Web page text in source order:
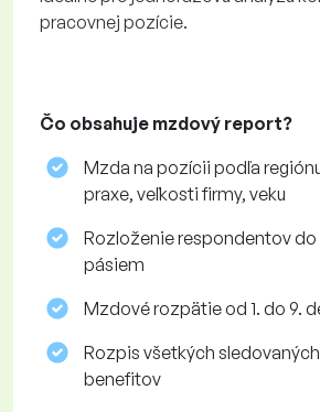
pracovnej pozície.
Čo obsahuje mzdový report?
Mzda na pozícii podľa
praxe, veľkosti firmy, veku
Rozloženie respondentov
pásiem
Mzdové rozpätie od 1. do 9.
Rozpis všetkých
benefitov